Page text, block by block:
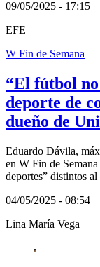
09/05/2025 - 17:15
EFE
W Fin de Semana
“El fútbol no
deporte de
dueño de
Eduardo Dávila,
en W Fin de
deportes” distintos
04/05/2025 - 08:54
Lina María Vega